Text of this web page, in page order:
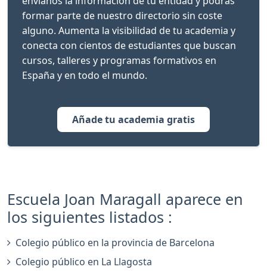
formar parte de nuestro directorio sin coste
alguno. Aumenta la visibilidad de tu academia y
conecta con cientos de estudiantes que buscan
cursos, talleres y programas formativos en
España y en todo el mundo.
Añade tu academia gratis
Escuela Joan Maragall aparece en
los siguientes listados :
Colegio público en la provincia de Barcelona
Colegio público en La Llagosta